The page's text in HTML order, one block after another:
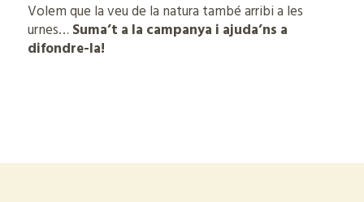
Volem que la veu de la natura també arribi a les
urnes…Suma’t a la campanya i ajuda’ns a
difondre-la!